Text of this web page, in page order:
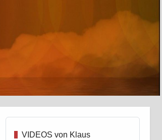
VIDEOS von Klaus